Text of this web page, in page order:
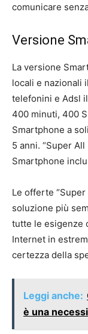
comunicare
Versione
La versione
locali e nazionali
telefonini e Adsl
400 minuti, 400
Smartphone a
5 anni. “Super
Smartphone
Le offerte
soluzione più
tutte le esigenze
Internet in
certezza della
Leggi anche:
è una